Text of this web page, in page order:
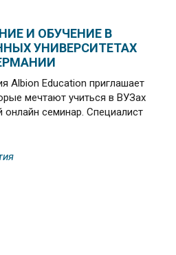
И ОБУЧЕНИЕ В
УНИВЕРСИТЕТАХ
Albion Education приглашает
мечтают учиться в ВУЗах
онлайн семинар. Специалист